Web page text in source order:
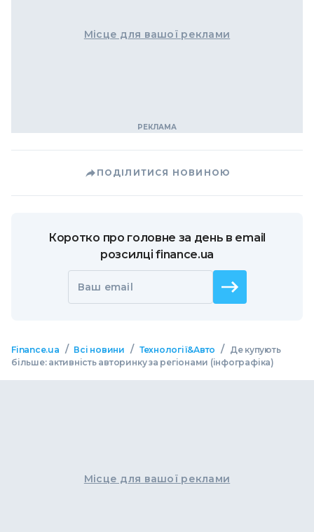
Місце для вашої реклами
ПОДІЛИТИСЯ НОВИНОЮ
Коротко про головне за день в email
розсилці finance.ua
Ваш email
Finance.ua / Всі новини / Технології&Авто /
Де купують
більше: активність авторинку за регіонами (інфографіка)
Місце для вашої реклами